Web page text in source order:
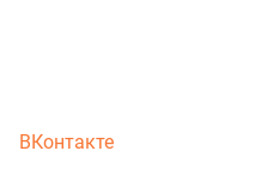
ВКонтакте